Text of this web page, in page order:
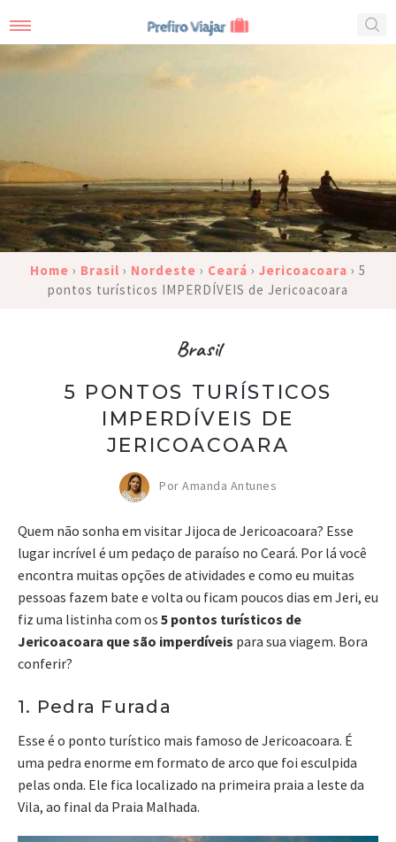
Home › Brasil › Nordeste › Ceará › Jericoacoara › 5
pontos turísticos IMPERDÍVEIS de Jericoacoara
Brasil
5 PONTOS TURÍSTICOS
IMPERDÍVEIS DE
JERICOACOARA
Por Amanda Antunes
Quem não sonha em visitar Jijoca de Jericoacoara? Esse
lugar incrível é um pedaço de paraíso no Ceará. Por lá você
encontra muitas opções de atividades e como eu muitas
pessoas fazem bate e volta ou ficam poucos dias em Jeri, eu
fiz uma listinha com os 5 pontos turísticos de
Jericoacoara que são imperdíveis para sua viagem. Bora
conferir?
1. Pedra Furada
Esse é o ponto turístico mais famoso de Jericoacoara. É
uma pedra enorme em formato de arco que foi esculpida
pelas onda. Ele fica localizado na primeira praia a leste da
Vila, ao final da Praia Malhada.